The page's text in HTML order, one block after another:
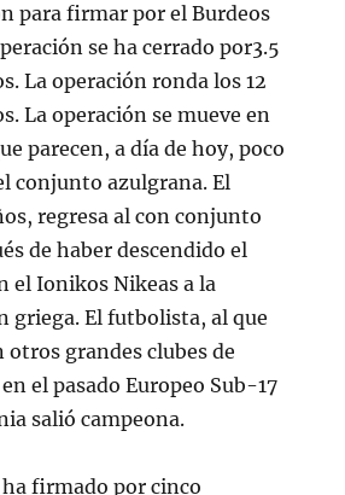
para firmar por el Burdeos
se ha cerrado por3.5
La operación ronda los 12
La operación se mueve en
parecen, a día de hoy, poco
conjunto azulgrana. El
regresa al con conjunto
de haber descendido el
el Ionikos Nikeas a la
griega. El futbolista, al que
grandes clubes de
el pasado Europeo Sub-17
salió campeona.
firmado por cinco